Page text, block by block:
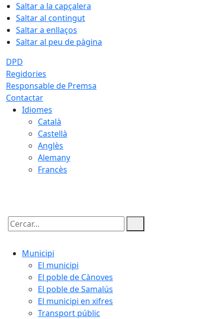
Saltar a la capçalera
Saltar al contingut
Saltar a enllaços
Saltar al peu de pàgina
DPD
Regidories
Responsable de Premsa
Contactar
Idiomes
Català
Castellà
Anglès
Alemany
Francès
Cercar:
Municipi
El municipi
El poble de Cànoves
El poble de Samalús
El municipi en xifres
Transport públic